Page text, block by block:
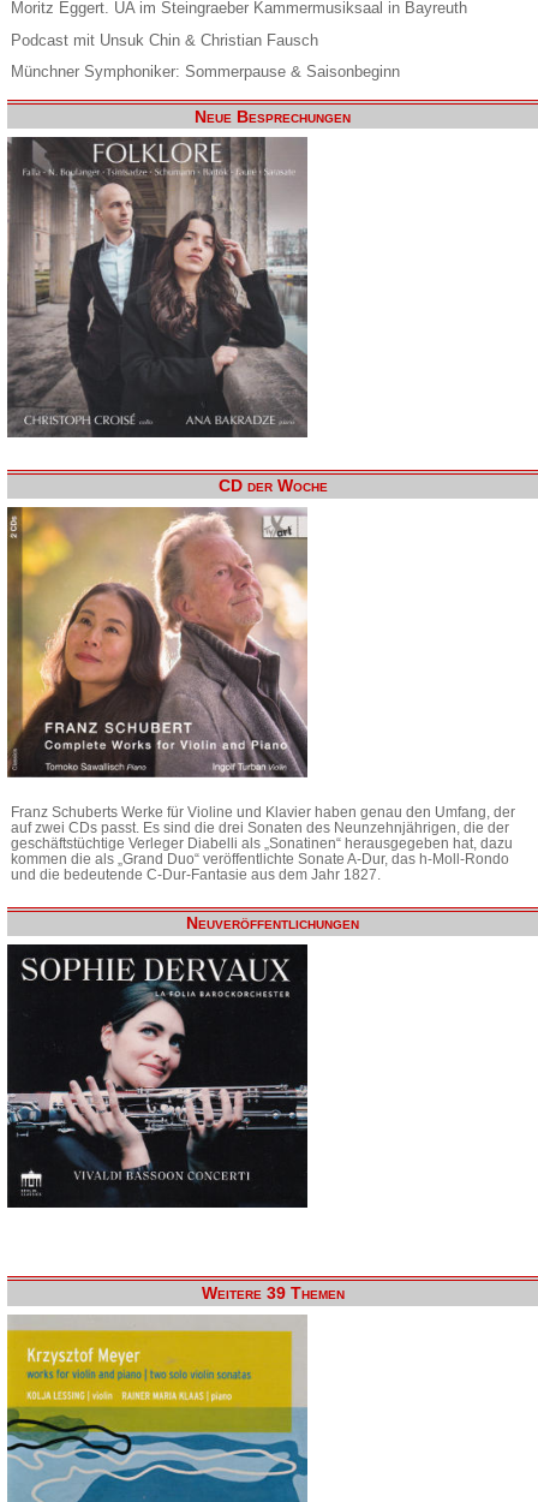
Moritz Eggert. UA im Steingraeber Kammermusiksaal in Bayreuth
Podcast mit Unsuk Chin & Christian Fausch
Münchner Symphoniker: Sommerpause & Saisonbeginn
Neue Besprechungen
CD der Woche
Franz Schuberts Werke für Violine und Klavier haben genau den Umfang, der
auf zwei CDs passt. Es sind die drei Sonaten des Neunzehnjährigen, die der
geschäftstüchtige Verleger Diabelli als „Sonatinen“ herausgegeben hat, dazu
kommen die als „Grand Duo“ veröffentlichte Sonate A-Dur, das h-Moll-Rondo
und die bedeutende C-Dur-Fantasie aus dem Jahr 1827.
Neuveröffentlichungen
Weitere 39 Themen